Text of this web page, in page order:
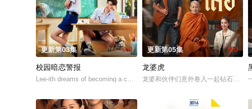
更新第03集 9.0
校园暗恋警报
Lee-ith dreams of becoming a cool indie rock musicia
更新第05集 5.0
龙婆虎
龙婆和伙伴们意外卷入一起钻石抢劫